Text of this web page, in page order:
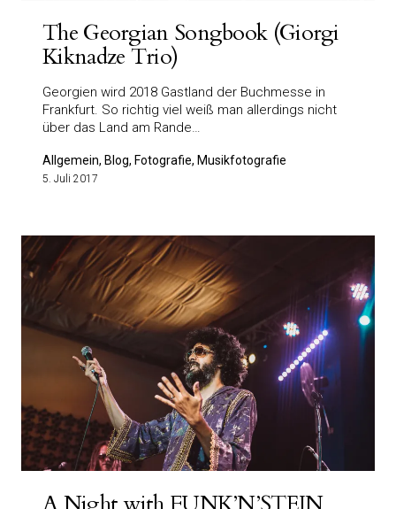
The Georgian Songbook (Giorgi
Kiknadze Trio)
Georgien wird 2018 Gastland der Buchmesse in
Frankfurt. So richtig viel weiß man allerdings nicht
über das Land am Rande…
Allgemein, Blog, Fotografie, Musikfotografie
5. Juli 2017